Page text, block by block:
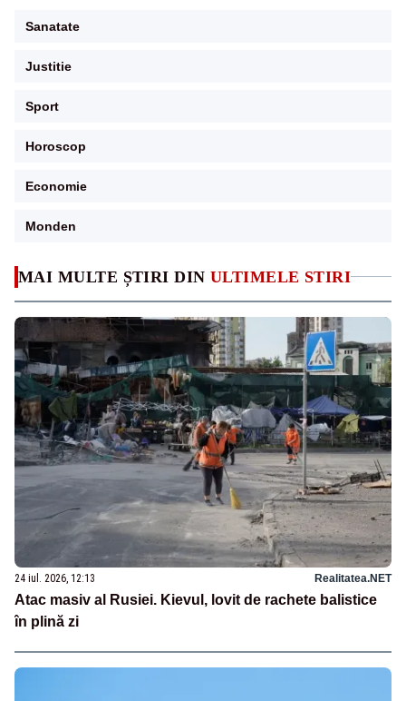
MAI MULTE ȘTIRI DIN ULTIMELE STIRI
24 iul. 2026, 12:13 Realitatea.NET
Atac masiv al Rusiei. Kievul, lovit de rachete balistice
în plină zi
Sanatate
Justitie
Sport
Horoscop
Economie
Monden